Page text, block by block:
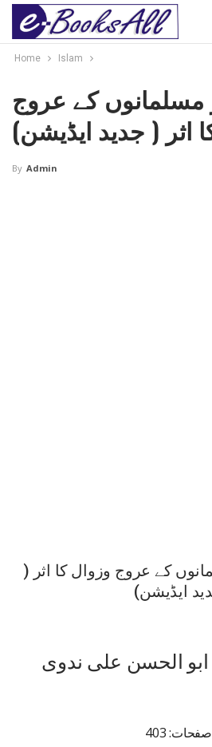
Home Islam
مسلمانوں کے عروج
اثر ( جدید ایڈیشن)
By Admin
کے عروج وزوال کا اثر (
ایڈیشن)
الحسن علی ندوی
صفحات: 403